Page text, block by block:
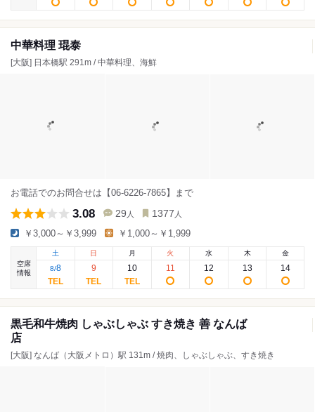
中華料理 琨泰
[大阪] 日本橋駅 291m / 中華料理、海鮮
お電話でのお問合せは【06-6226-7865】まで
3.08 29 人 1377 人
￥3,000～￥3,999 ￥1,000～￥1,999
空席
情報
土
8/8
日
9
月
10
火
11
水
12
木
13
金
14
黒毛和牛焼肉 しゃぶしゃぶ すき焼き 善 なんば
店
[大阪] なんば（大阪メトロ）駅 131m / 焼肉、しゃぶしゃぶ、すき焼き